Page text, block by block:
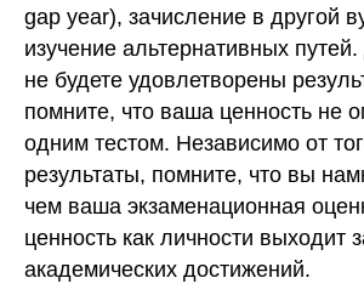
gap year), зачисление в другой
изучение альтернативных
не будете удовлетворены
помните, что ваша ценность не
одним тестом. Независимо от
результаты, помните, что вы
чем ваша экзаменационная
ценность как личности выходит
академических достижений.
СМИТАП ©. Правообладатель: Общество с
ограниченной ответственностью «Метод развития»,
Юридические документы партнеров
Акции
Правовая информация
Информация о программном
обеспечении
Сведения об образовательной